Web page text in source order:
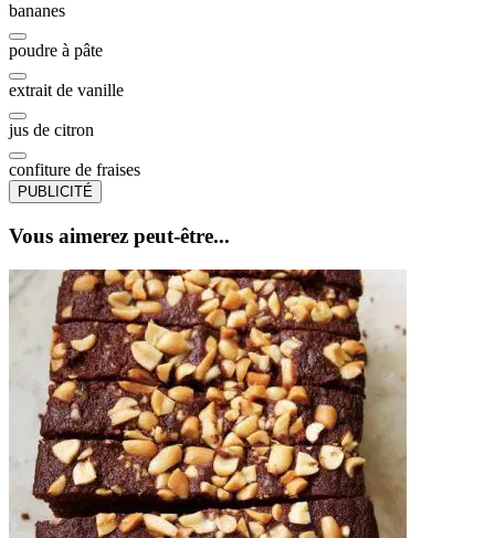
bananes
poudre à pâte
extrait de vanille
jus de citron
confiture de fraises
PUBLICITÉ
Vous aimerez peut-être...